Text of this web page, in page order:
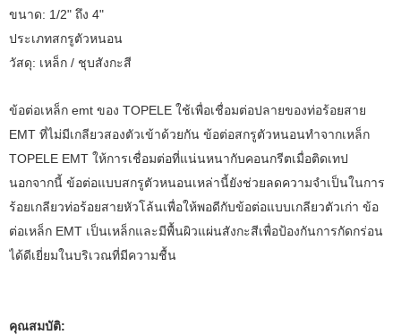
ขนาด: 1/2" ถึง 4"
ประเภทสกรูตัวหนอน
วัสดุ: เหล็ก / ชุบสังกะสี
ข้อต่อเหล็ก emt ของ TOPELE ใช้เพื่อเชื่อมต่อปลายของท่อร้อยสาย
EMT ที่ไม่มีเกลียวสองตัวเข้าด้วยกัน ข้อต่อสกรูตัวหนอนทำจากเหล็ก
TOPELE EMT ให้การเชื่อมต่อที่แน่นหนากับคอนกรีตเมื่อติดเทป
นอกจากนี้ ข้อต่อแบบสกรูตัวหนอนเหล่านี้ยังช่วยลดความจำเป็นในการ
ร้อยเกลียวท่อร้อยสายหัวโล้นเพื่อให้พอดีกับข้อต่อแบบเกลียวตัวเก่า ข้อ
ต่อเหล็ก EMT เป็นเหล็กและมีพื้นผิวแผ่นสังกะสีเพื่อป้องกันการกัดกร่อน
ได้ดีเยี่ยมในบริเวณที่มีความชื้น
คุณสมบัติ: